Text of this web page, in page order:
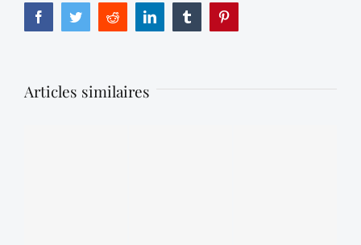
FacebookTwitterReddit LinkedIn Tumblr
Articles similaires